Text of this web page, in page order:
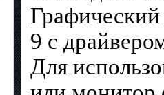
9 с
Для